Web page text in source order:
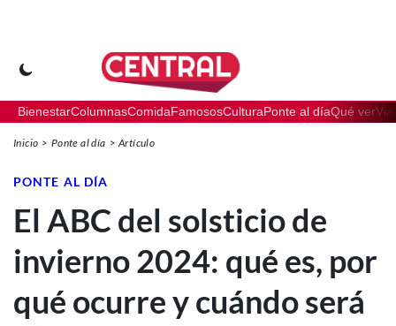
BienestarColumnasComidaFamososCulturaPonte al díaQué ver
Inicio Ponte al día Artículo
PONTE AL DÍA
El ABC del solsticio de
invierno 2024: qué es, por
qué ocurre y cuándo será